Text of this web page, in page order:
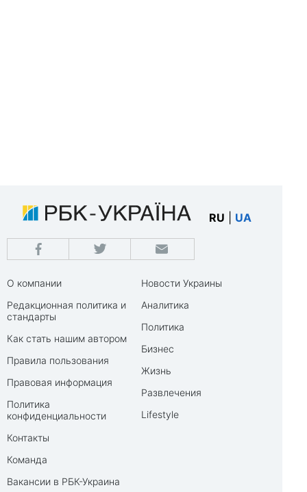
RU UA
О компании
Редакционная политика и
стандарты
Как стать нашим автором
Правила пользования
Правовая информация
Политика
конфиденциальности
Контакты
Команда
Вакансии в РБК-Украина
Новости Украины
Аналитика
Политика
Бизнес
Жизнь
Развлечения
Lifestyle